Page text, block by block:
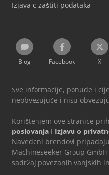
Izjava o zaštiti podataka
Blog Facebook X
Sve informacije, ponude i
neobvezujuće i nisu
Korištenjem ove stranice
poslovanja i Izjavu o
Navedeni brendovi
Machineseeker Group
sadržaj povezanih vanjskih